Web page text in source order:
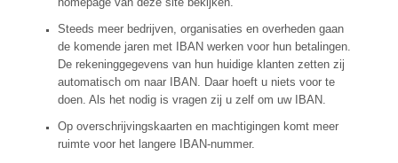
Steeds meer bedrijven, organisaties en overheden gaan
de komende jaren met IBAN werken voor hun betalingen.
De rekeninggegevens van hun huidige klanten zetten zij
automatisch om naar IBAN. Daar hoeft u niets voor te
doen. Als het nodig is vragen zij u zelf om uw IBAN.
Op overschrijvingskaarten en machtigingen komt meer
ruimte voor het langere IBAN-nummer.